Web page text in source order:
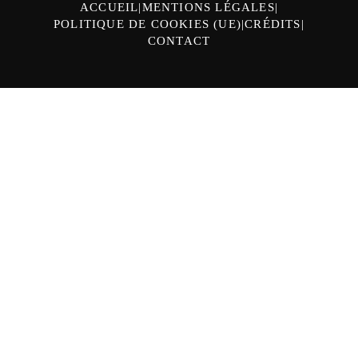
ACCUEIL MENTIONS LÉGALES
POLITIQUE DE COOKIES (UE) CRÉDITS
CONTACT